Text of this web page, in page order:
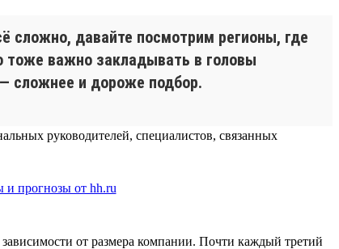
сложно, давайте посмотрим регионы, где
тоже важно закладывать в головы
сложнее и дороже подбор.
руководителей, специалистов, связанных
от размера компании. Почти каждый третий